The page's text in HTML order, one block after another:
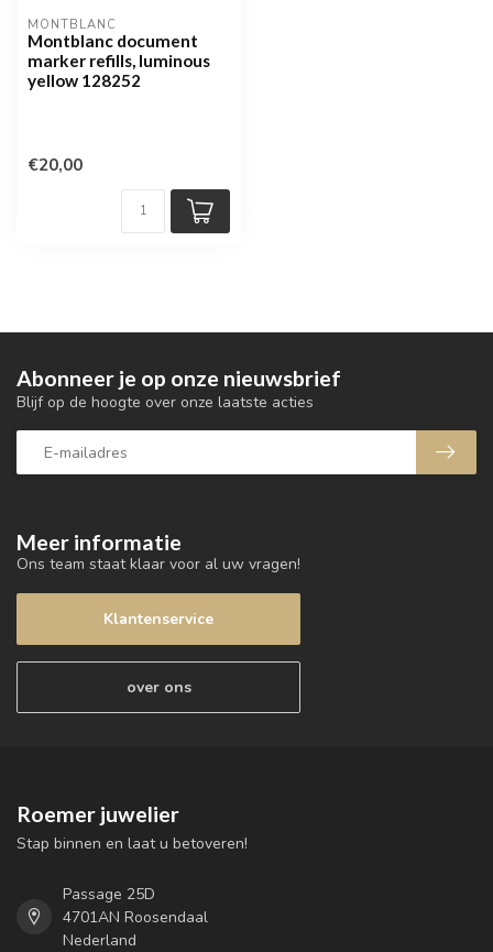
MONTBLANC
Montblanc document
marker refills, luminous
yellow 128252
€20,00
Meer informatie
Ons team staat klaar voor al uw vragen!
Klantenservice
over ons
Abonneer je op onze nieuwsbrief
Blijf op de hoogte over onze laatste acties
Roemer juwelier
Stap binnen en laat u betoveren!
Passage 25D
4701AN Roosendaal
Nederland